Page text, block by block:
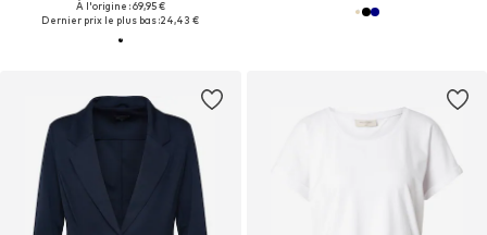
À l'origine : 69,95 €
Dernier prix le plus bas :24,43 €